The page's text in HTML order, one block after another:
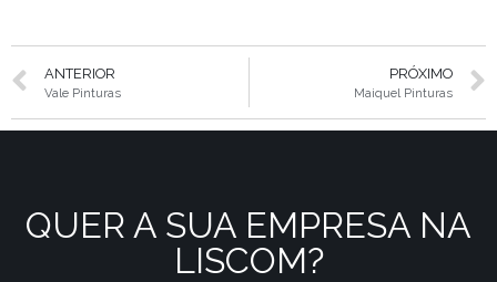
ANTERIOR
Vale Pinturas
PRÓXIMO
Maiquel Pinturas
QUER A SUA EMPRESA NA
LISCOM?